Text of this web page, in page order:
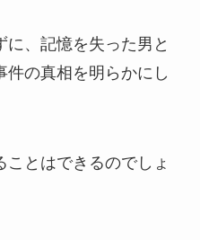
、記憶を失った男と
の真相を明らかにし
とはできるのでしょ